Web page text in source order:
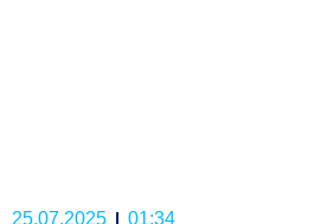
25.07.2025 01:34